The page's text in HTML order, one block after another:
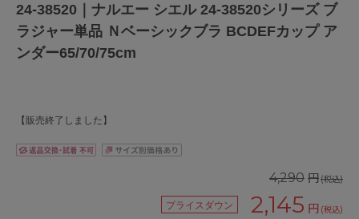
24-38520｜ナルエー シエル 24-38520シリーズ ブ
ラジャー単品 Ｎベーシックブラ BCDEFカップ ア
ンダー65/70/75cm
【販売終了しました】
4,290 円(税込)
プライスダウン 2,145 円 (税込)